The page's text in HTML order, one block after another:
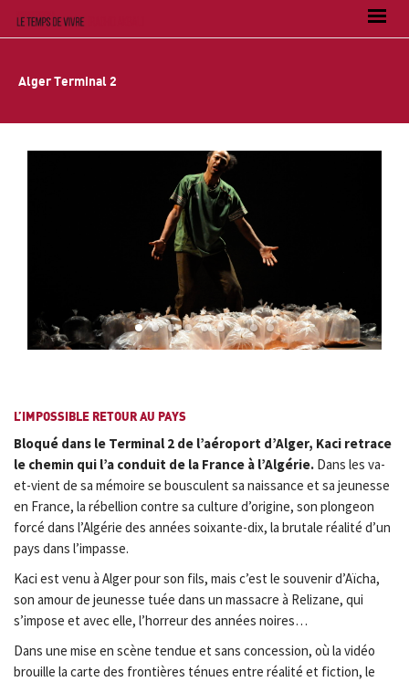
Alger Terminal 2
1 2 3 4 5 6 7 8 9
L’IMPOSSIBLE RETOUR AU PAYS
Bloqué dans le Terminal 2 de l’aéroport d’Alger, Kaci retrace
le chemin qui l’a conduit de la France à l’Algérie. Dans les va-
et-vient de sa mémoire se bousculent sa naissance et sa jeunesse
en France, la rébellion contre sa culture d’origine, son plongeon
forcé dans l’Algérie des années soixante-dix, la brutale réalité d’un
pays dans l’impasse.
Kaci est venu à Alger pour son fils, mais c’est le souvenir d’Aïcha,
son amour de jeunesse tuée dans un massacre à Relizane, qui
s’impose et avec elle, l’horreur des années noires…
Dans une mise en scène tendue et sans concession, où la vidéo
brouille la carte des frontières ténues entre réalité et fiction, le